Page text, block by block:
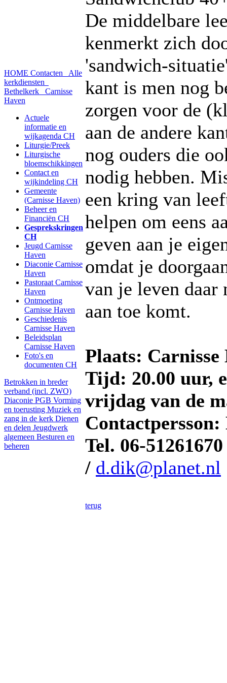
HOME Contacten
Alle
kerkdiensten
Bethelkerk
Carnisse
Haven
Actuele
informatie en
wijkagenda CH
Liturgie/Preek
Liturgische
bloemschikkingen
Contact en
wijkindeling CH
Gemeente
(Carnisse Haven)
Beheer en
Financiën CH
Gesprekskringen
CH
Jeugd Carnisse
Haven
Diaconie Carnisse
Haven
Pastoraat Carnisse
Haven
Ontmoeting
Carnisse Haven
Geschiedenis
Carnisse Haven
Beleidsplan
Carnisse Haven
Foto's en
documenten CH
Betrokken in breder
verband (incl. ZWO)
Diaconie PGB Vorming
en toerusting Muziek en
zang in de kerk Dienen
en delen Jeugdwerk
algemeen Besturen en
beheren
De middelbare
kenmerkt zich
'sandwich-
kant is men nog
zorgen voor de
aan de andere
nog ouders die
nodig hebben.
een kring van
helpen om eens
geven aan je
omdat je
van je leven
aan toe komt.
Plaats: Carnisse
Tijd: 20.00 uur,
vrijdag van de
Tel. 06-51261670
/ d.dik@planet.nl
terug